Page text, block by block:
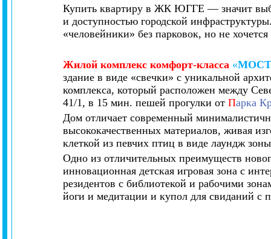
Купить квартиру в ЖК ЮГГЕ — значит
и доступностью городской
«человейники» без парковок, но не
Жилой комплекс комфорт-класса «МОСТ
здание в виде «свечки» с уникальной
комплекса, который расположен между
41/1, в 15 мин. пешей прогулки от Парка
Дом отличает современный
высококачественных материалов, живая
клеткой из певчих птиц в виде лаундж
Одно из отличительных преимуществ
инновационная детская игровая зона с
резидентов с библиотекой и рабочими
йоги и медитации и купол для свиданий с